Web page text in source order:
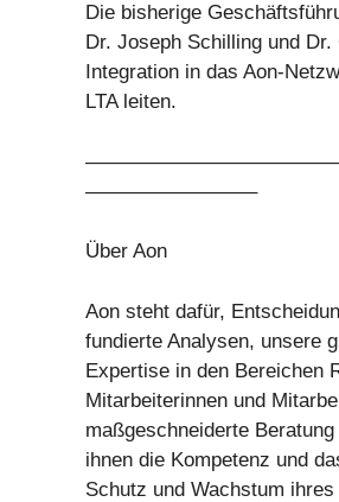
Die bisherige
Dr. Joseph Schilling und
Integration in das Aon-
LTA leiten.
————————–
Über Aon
Aon steht dafür,
fundierte Analysen, unsere
Expertise in den Bereichen
Mitarbeiterinnen und
maßgeschneiderte
ihnen die Kompetenz und
Schutz und Wachstum